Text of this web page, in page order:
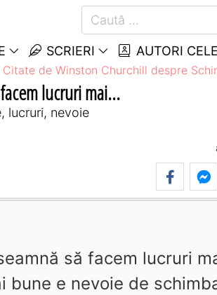
SCRIERI AUTORI
Citate de Winston Churchill despre
lucruri mai...
lucruri, nevoie
să facem lucruri
bune e nevoie de